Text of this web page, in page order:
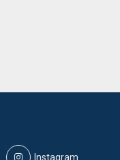
Instagram